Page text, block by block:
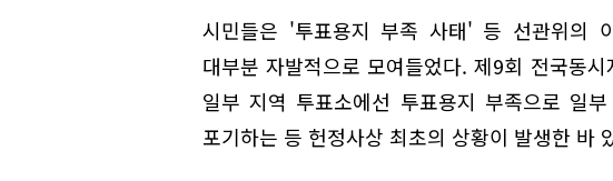
시민들은 '투표용지 부족 사태' 등 선관위의
대부분 자발적으로 모여들었다. 제9회 전국동
일부 지역 투표소에선 투표용지 부족으로 일
포기하는 등 헌정사상 최초의 상황이 발생한 바